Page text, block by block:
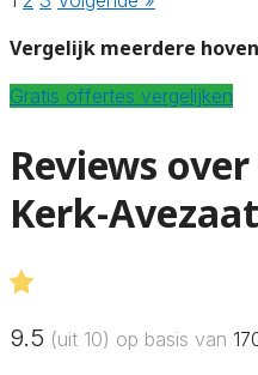
Vergelijk meerdere
Gratis offertes vergelijken
Reviews
Kerk-
9.5 (uit 10) op basis van